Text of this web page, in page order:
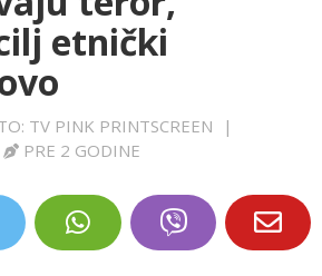
etnički
TV PINK PRINTSCREEN
|
PRE 2 GODINE